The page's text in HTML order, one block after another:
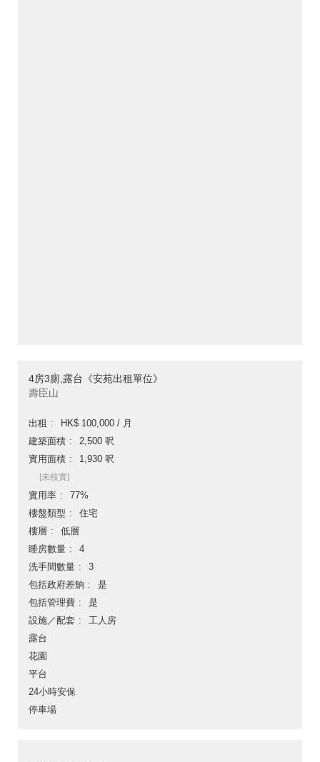
4房3廁,露台《安苑出租單位》
壽臣山
出租
HK$ 100,000 / 月
建築面積
2,500 呎
實用面積
1,930 呎
[未核實]
實用率
77%
樓盤類型
住宅
樓層
低層
睡房數量
4
洗手間數量
3
包括政府差餉
是
包括管理費
是
設施／配套
工人房
露台
花園
平台
24小時安保
停車場